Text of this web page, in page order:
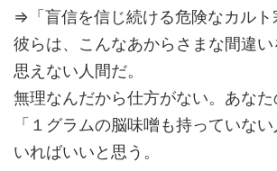
⇒「盲信を信じ続ける危険なカルト
彼らは、こんなあからさまな間違い
思えない人間だ。
無理なんだから仕方がない。あな
「１グラムの脳味噌も持っていな
いればいいと思う。